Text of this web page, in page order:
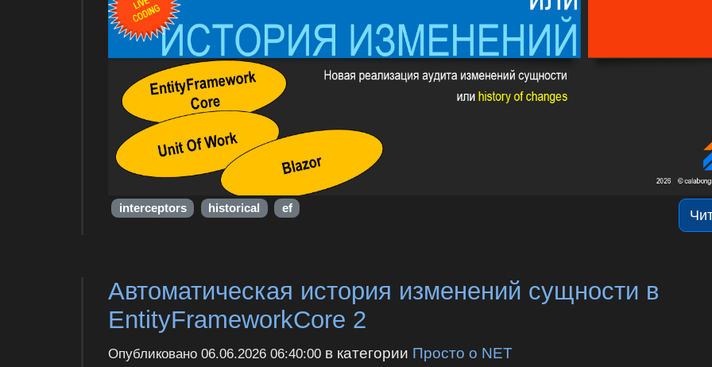
interceptors historical ef
Автоматическая история изменений сущности в
EntityFrameworkCore 2
Опубликовано 06.06.2026 06:40:00в категории Просто о NET